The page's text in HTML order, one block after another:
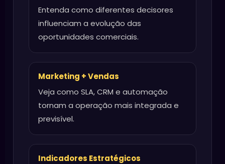
Entenda como diferentes decisores
influenciam a evolução das
oportunidades comerciais.
Marketing + Vendas
Veja como SLA, CRM e automação
tornam a operação mais integrada e
previsível.
Indicadores Estratégicos